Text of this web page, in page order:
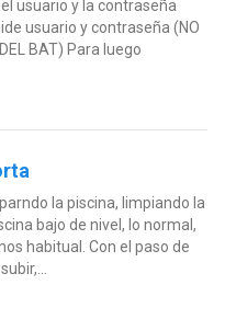
usuario y la contraseña
usuario y contraseña (NO
BAT) Para luego
la piscina, limpiando la
bajo de nivel, lo normal,
habitual. Con el paso de